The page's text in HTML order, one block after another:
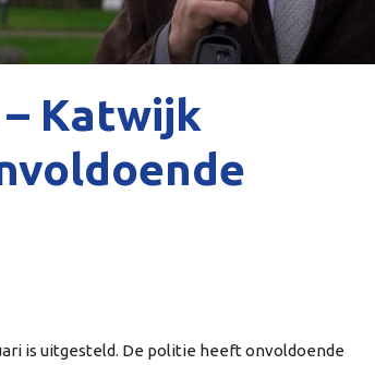
Katwijk
is uitgesteld. De politie heeft onvoldoende